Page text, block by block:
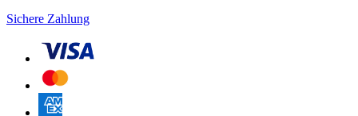
Sichere Zahlung